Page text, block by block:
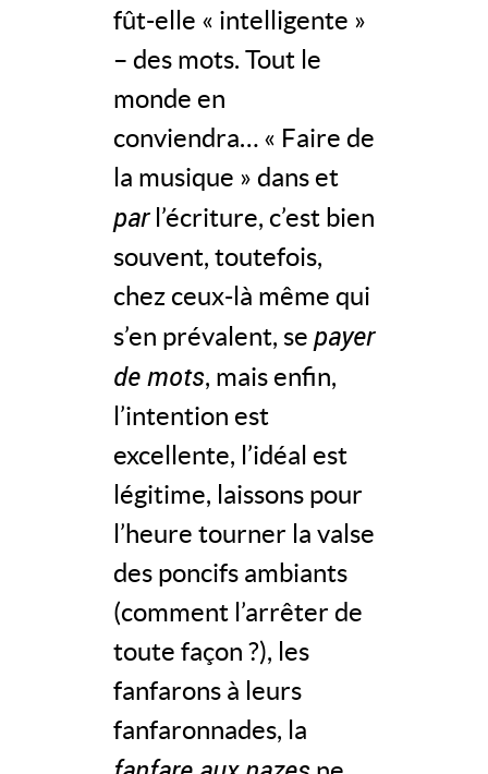
fût-elle « intelligente »
– des mots. Tout le
monde en
conviendra… « Faire de
la musique » dans et
parl’écriture, c’est bien
souvent, toutefois,
chez ceux-là même qui
s’en prévalent, se payer
de mots, mais enfin,
l’intention est
excellente, l’idéal est
légitime, laissons pour
l’heure tourner la valse
des poncifs ambiants
(comment l’arrêter de
toute façon ?), les
fanfarons à leurs
fanfaronnades, la